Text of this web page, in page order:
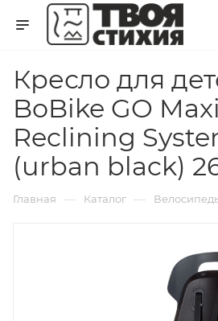
Кресло для
BoBike GO Maxi
Reclining
(urban black)
Главная — Каталог —